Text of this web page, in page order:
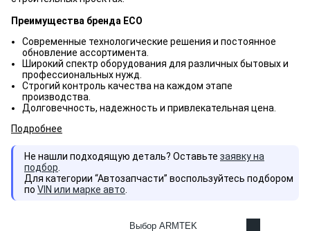
Преимущества бренда ECO
Современные технологические решения и постоянное
обновление ассортимента.
Широкий спектр оборудования для различных бытовых и
профессиональных нужд.
Строгий контроль качества на каждом этапе
производства.
Долговечность, надежность и привлекательная цена.
Подробнее
Не нашли подходящую деталь? Оставьте заявку на
подбор
Для категории “Автозапчасти” воспользуйтесь подбором
по VIN или марке авто
Выбор ARMTEK